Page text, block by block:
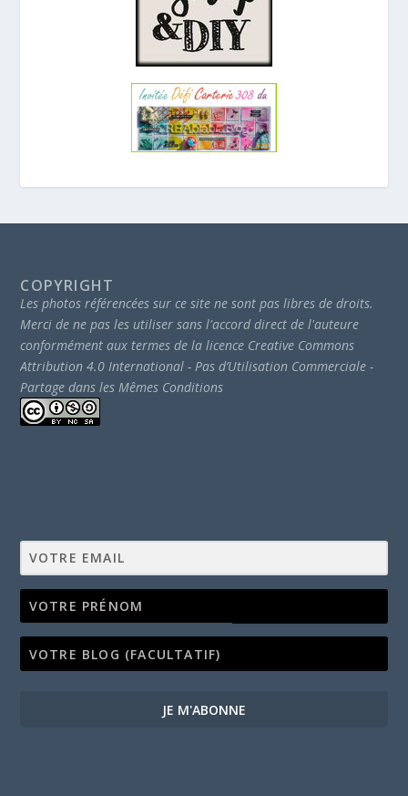
COPYRIGHT
Les photos référencées sur ce site ne sont pas libres de droits.
Merci de ne pas les utiliser sans l'accord direct de l'auteure
conformément aux termes de la licence Creative Commons
Attribution 4.0 International - Pas d’Utilisation Commerciale -
Partage dans les Mêmes Conditions
JE M'ABONNE